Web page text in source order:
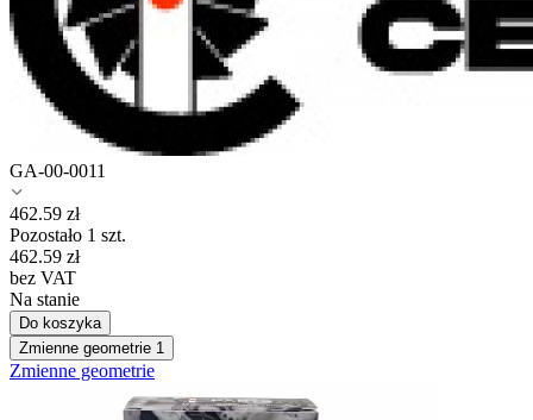
GA-00-0011
462.59 zł
Pozostało 1 szt.
462.59 zł
bez VAT
Na stanie
Do koszyka
Zmienne geometrie 1
Zmienne geometrie